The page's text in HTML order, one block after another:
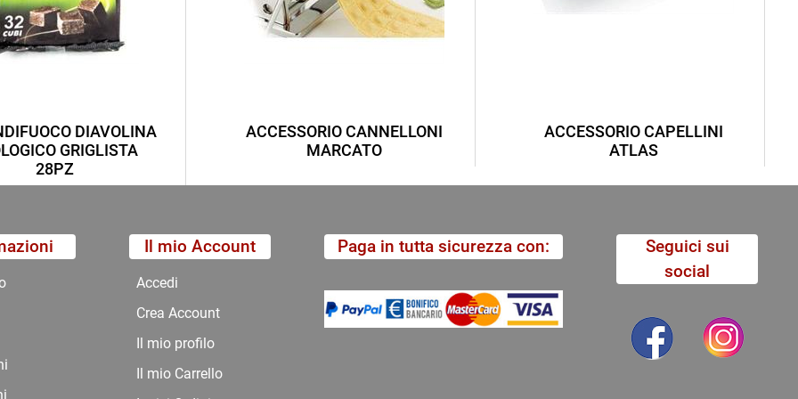
DIAVOLINA
GRIGLISTA
28PZ
ACCESSORIO CANNELLONI
MARCATO
ACCESSORIO CAPELLINI
ATLAS
Il mio Account
Accedi
Crea Account
Il mio profilo
Il mio Carrello
Paga in tutta sicurezza con:
Seguici sui
social